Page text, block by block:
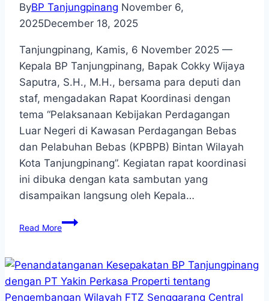
ByBP Tanjungpinang November 6,
2025December 18, 2025
Tanjungpinang, Kamis, 6 November 2025 —
Kepala BP Tanjungpinang, Bapak Cokky Wijaya
Saputra, S.H., M.H., bersama para deputi dan
staf, mengadakan Rapat Koordinasi dengan
tema “Pelaksanaan Kebijakan Perdagangan
Luar Negeri di Kawasan Perdagangan Bebas
dan Pelabuhan Bebas (KPBPB) Bintan Wilayah
Kota Tanjungpinang”. Kegiatan rapat koordinasi
ini dibuka dengan kata sambutan yang
disampaikan langsung oleh Kepala…
Read More
BP
Tanjungpinang
Rapat
Koordinasi
dengan